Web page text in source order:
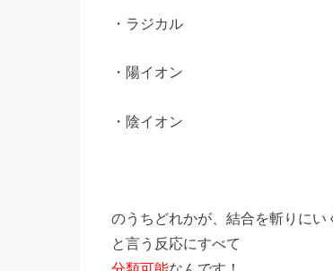
・ラジカル
・陽イオン
・陰イオン
のうちどれかが、結合を斬りにい
と言う反応にすべて